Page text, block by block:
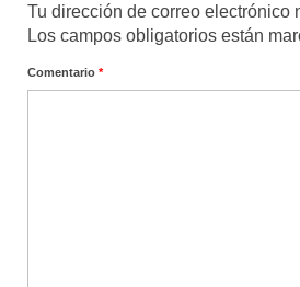
Tu dirección de correo electrónico
Los campos obligatorios están
Comentario *